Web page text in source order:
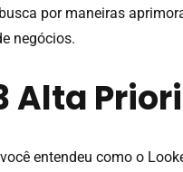
por maneiras
negócios.
Alta
entendeu como o